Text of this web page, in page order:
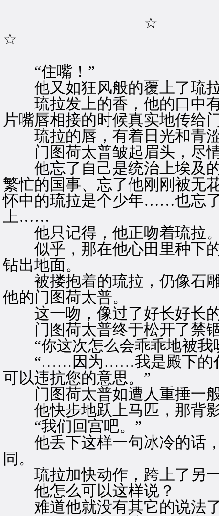
☆
☆
“住嘴！”
他又如狂风般的覆上了琉
琉拉发上的香，他的口中有
片嘴唇相接的时候真实地传给
琉拉的唇，有着日光和青
门图荷太普皱起眉头，尽情
他忘了自己是统治上埃及的
繁忙的国事、忘了他刚刚被无
怀中的琉拉是个少年……也忘
上……
他只记得，他正吻着琉拉
似乎，那在他心田里种下的
钻出地面。
被搂抱着的琉拉，仍像石雕
他的门图荷太普。
这一吻，像过了好长好长
门图荷太普终于松开了禁
“你这次怎么会乖乖地被我
“……因为……我是殿下的仆
可以违抗您的意思。”
门图荷太普如遭人重捶一般
他快步地跃上马匹，那背影
“我们回宫吧。”
他丢下这样一句冰冷的话，
同。
琉拉加快动作，跨上了另
他怎么可以这样说？
难道他就没有其它的说法